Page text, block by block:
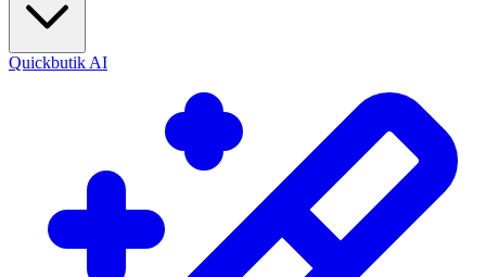
Quickbutik AI